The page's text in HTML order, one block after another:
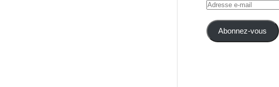
Adresse
mail Abonnez-vous